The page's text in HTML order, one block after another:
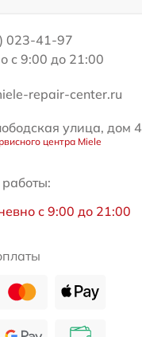
023-41-97
с 9:00 до 21:00
repair-center.ru
улица, дом 4
центра Miele
с 9:00 до 21:00